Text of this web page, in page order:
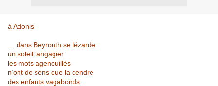
à Adonis
… dans Beyrouth se lézarde
un soleil langagier
les mots agenouillés
n’ont de sens que la cendre
des enfants vagabonds